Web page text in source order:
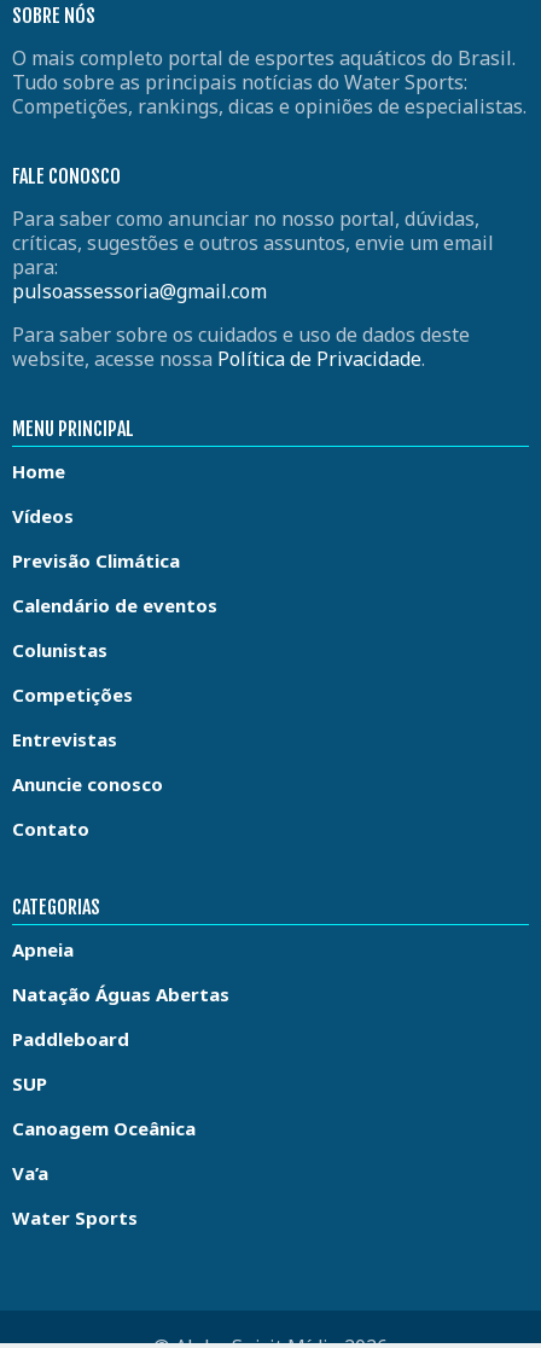
SOBRE NÓS
O mais completo portal de esportes aquáticos do Brasil.
Tudo sobre as principais notícias do Water Sports:
Competições, rankings, dicas e opiniões de especialistas.
FALE CONOSCO
Para saber como anunciar no nosso portal, dúvidas,
críticas, sugestões e outros assuntos, envie um email
para:
pulsoassessoria@gmail.com
Para saber sobre os cuidados e uso de dados deste
website, acesse nossa Política de Privacidade.
MENU PRINCIPAL
Home
Vídeos
Previsão Climática
Calendário de eventos
Colunistas
Competições
Entrevistas
Anuncie conosco
Contato
CATEGORIAS
Apneia
Natação Águas Abertas
Paddleboard
SUP
Canoagem Oceânica
Va’a
Water Sports